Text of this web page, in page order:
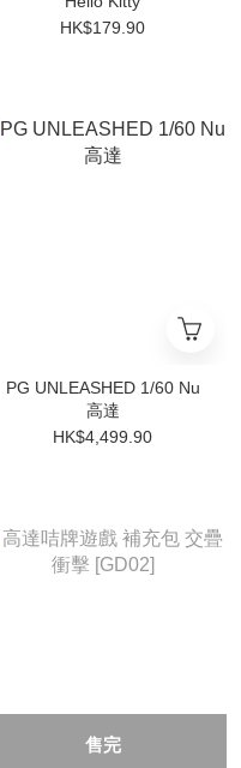
HK$179.90
PG UNLEASHED 1/60 Nu
高達
HK$4,499.90
售完